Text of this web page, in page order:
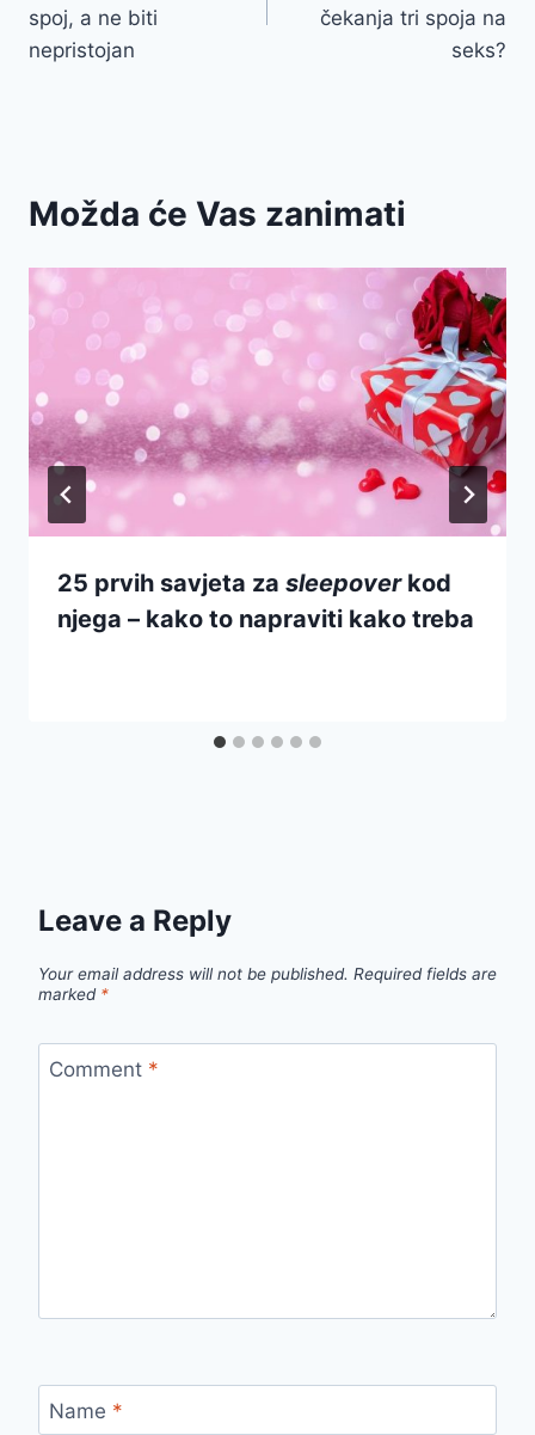
spoj, a ne biti
nepristojan
čekanja tri spoja na
seks?
Možda će Vas zanimati
25 prvih savjeta za sleepoverkod
njega – kako to napraviti kako treba
Leave a Reply
Your email address will not be published. Required fields are
marked *
Comment *
Name *